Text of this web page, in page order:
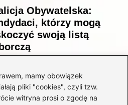
mamy obowiązek
pliki "cookies", czyli tzw.
witryna prosi o zgodę na
Obywatelska:
którzy mogą
swoją listą
sprzedał
Zaskakujące kulisy